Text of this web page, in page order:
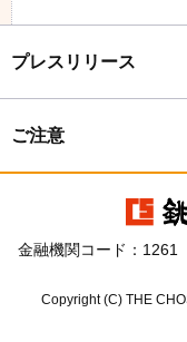
プレスリリース
ご注意
金融機関コード：1261
Copyright (C) THE